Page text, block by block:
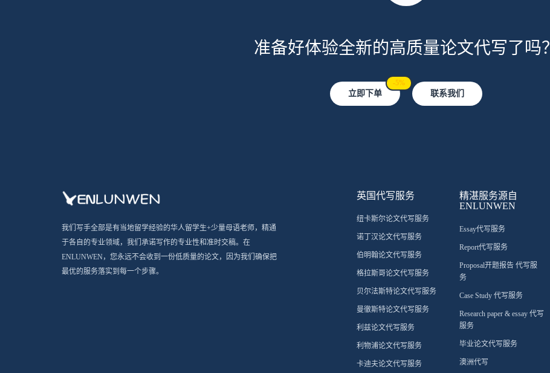
准备好体验全新的高质量论文代写了吗？
立即下单
-5%
联系我们
我们写手全部是有当地留学经验的华人留学生+少量母语老师，精通
于各自的专业领域，我们承诺写作的专业性和准时交稿。在
ENLUNWEN，您永远不会收到一份低质量的论文，因为我们确保把
最优的服务落实到每一个步骤。
英国代写服务
纽卡斯尔论文代写服务
诺丁汉论文代写服务
伯明翰论文代写服务
格拉斯哥论文代写服务
贝尔法斯特论文代写服务
曼徹斯特论文代写服务
利兹论文代写服务
利物浦论文代写服务
卡迪夫论文代写服务
精湛服务源自
ENLUNWEN
Essay代写服务
Report代写服务
Proposal开题报告 代写服
务
Case Study 代写服务
Research paper & essay 代写
服务
毕业论文代写服务
澳洲代写